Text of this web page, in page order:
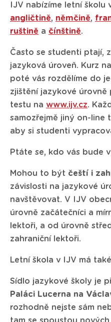
IJV nabízíme letní školu
angličtině, němčině,
ruštině a čínštině.
Často se studenti ptají,
jazyková úroveň. Kurz
poté vás rozdělíme do
zjištění jazykové
testu na www.ijv.cz.
samozřejmě jiný on-line
aby si studenti
Ptáte se, kdo vás bude
Mohou to být čeští i
závislosti na jazykové
navštěvovat. V IJV
úrovně začátečníci a
lektoři, a od úrovně
zahraniční lektoři.
Letní škola v IJV má
Sídlo jazykové školy je
Paláci Lucerna na
rozhodně nejste sám